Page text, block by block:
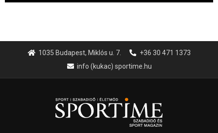
1035 Budapest, Miklós u. 7.
+36 30 471 1373
info (kukac) sportime.hu